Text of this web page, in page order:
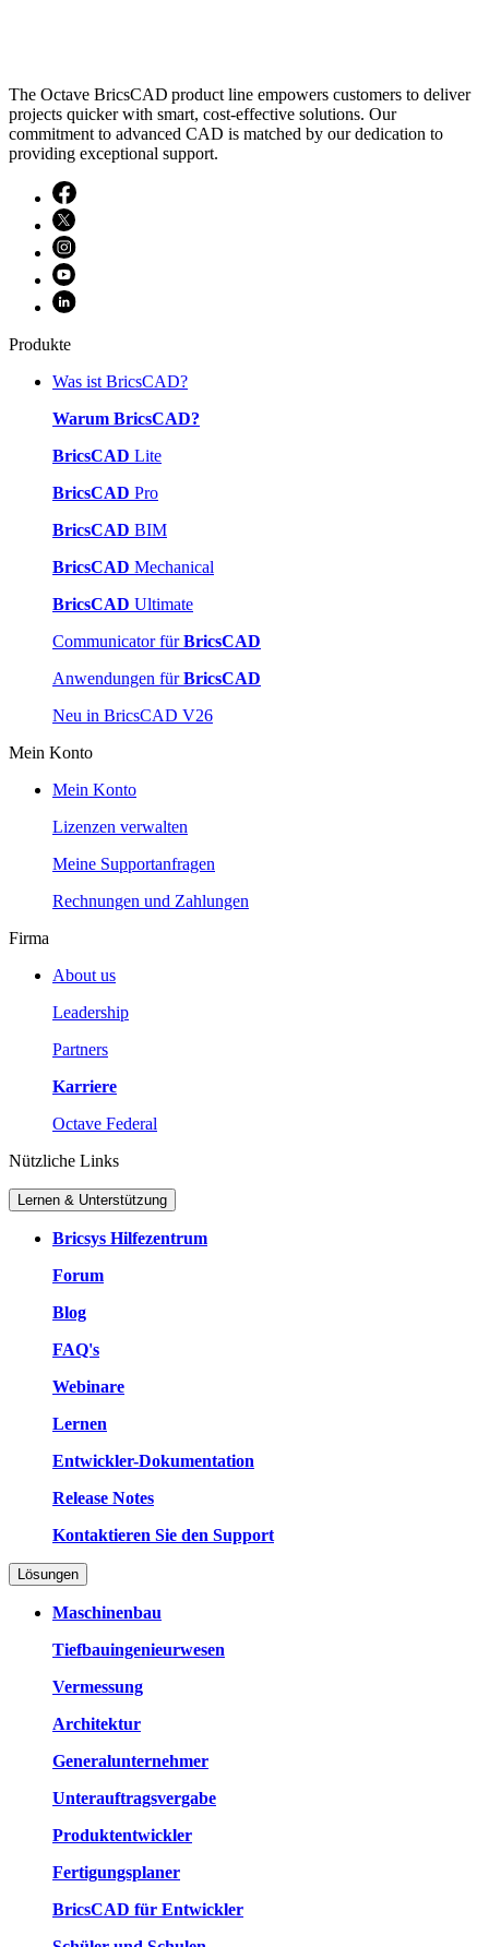
The Octave BricsCAD product line empowers customers to deliver
projects quicker with smart, cost-effective solutions. Our
commitment to advanced CAD is matched by our dedication to
providing exceptional support.
Produkte
Was ist BricsCAD?
Warum BricsCAD?
BricsCAD Lite
BricsCAD Pro
BricsCAD BIM
BricsCAD Mechanical
BricsCAD Ultimate
Communicator fürBricsCAD
Anwendungen fürBricsCAD
Neu in BricsCAD V26
Mein Konto
Mein Konto
Lizenzen verwalten
Meine Supportanfragen
Rechnungen und Zahlungen
Firma
About us
Leadership
Partners
Karriere
Octave Federal
Nützliche Links
Lernen & Unterstützung
Bricsys Hilfezentrum
Forum
Blog
FAQ's
Webinare
Lernen
Entwickler-Dokumentation
Release Notes
Kontaktieren Sie den Support
Lösungen
Maschinenbau
Tiefbauingenieurwesen
Vermessung
Architektur
Generalunternehmer
Unterauftragsvergabe
Produktentwickler
Fertigungsplaner
BricsCAD für Entwickler